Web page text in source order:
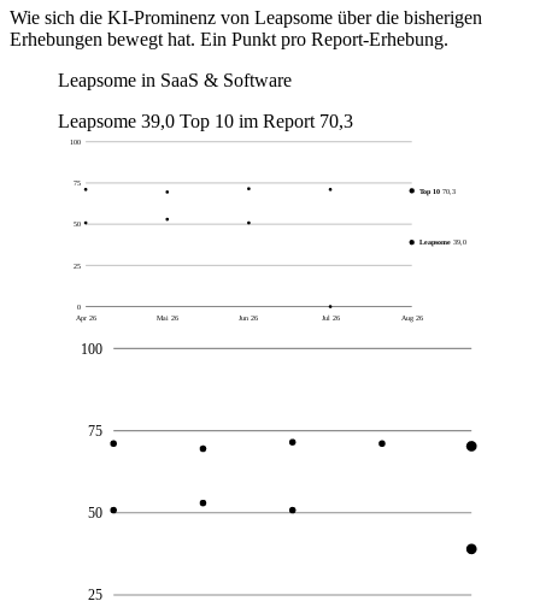
Wie sich die KI-Prominenz von Leapsome über die bisherigen
Erhebungen bewegt hat. Ein Punkt pro Report-Erhebung.
Leapsome in SaaS & Software
Leapsome 39,0 Top 10 im Report 70,3
0
25
50
75
100
Apr 26 Mai 26 Jun 26 Jul 26 Aug 26
Leapsome 39,0
Top 10 70,3
25
50
75
100